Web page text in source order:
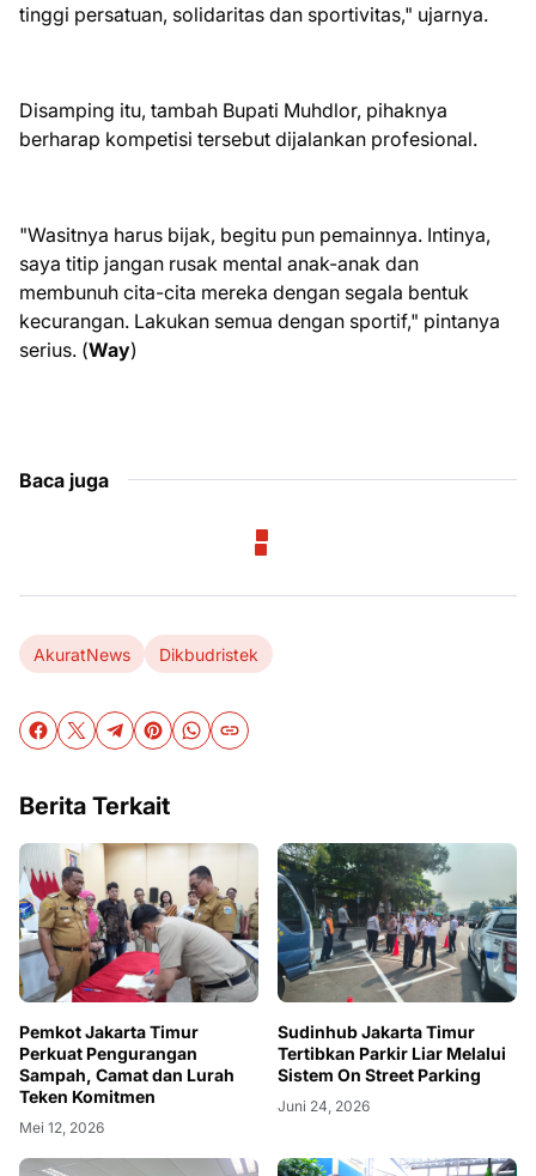
tinggi persatuan, solidaritas dan sportivitas," ujarnya.
Disamping itu, tambah Bupati Muhdlor, pihaknya
berharap kompetisi tersebut dijalankan profesional.
"Wasitnya harus bijak, begitu pun pemainnya. Intinya,
saya titip jangan rusak mental anak-anak dan
membunuh cita-cita mereka dengan segala bentuk
kecurangan. Lakukan semua dengan sportif," pintanya
serius. (Way)
Baca juga
AkuratNews Dikbudristek
Berita Terkait
Pemkot Jakarta Timur
Perkuat Pengurangan
Sampah, Camat dan Lurah
Teken Komitmen
Mei 12, 2026
Sudinhub Jakarta Timur
Tertibkan Parkir Liar Melalui
Sistem On Street Parking
Juni 24, 2026